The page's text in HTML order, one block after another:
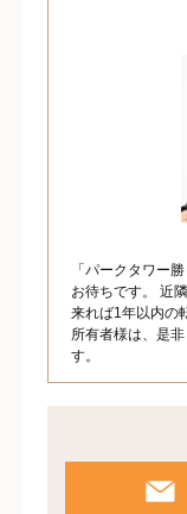
「パークタワー
お待ちです。 近
来れば1年以内の
所有者様は、是
す。